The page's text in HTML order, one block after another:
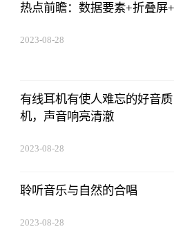
热点前瞻：数据要素+折叠屏
2023-08-28
有线耳机有使人难忘的好音
机，声音响亮清澈
2023-08-28
聆听音乐与自然的合唱
2023-08-28